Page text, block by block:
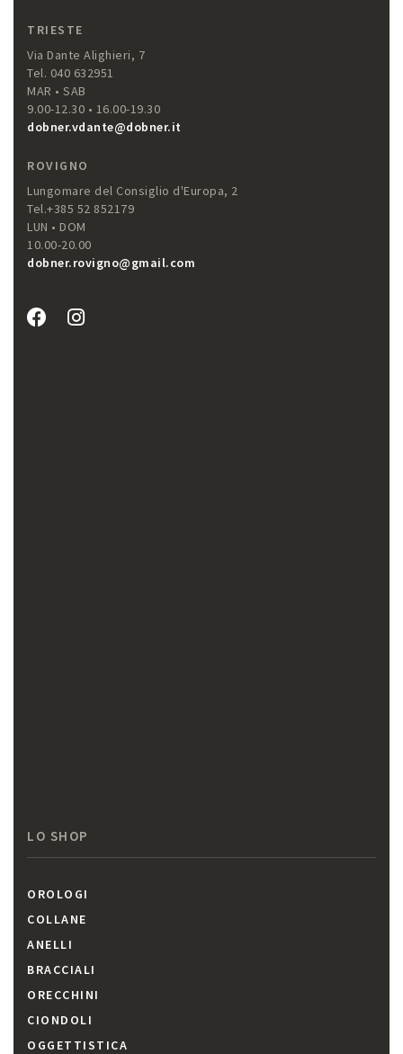
TRIESTE
Via Dante Alighieri, 7
Tel. 040 632951
MAR • SAB
9.00-12.30 • 16.00-19.30
dobner.vdante@dobner.it
ROVIGNO
Lungomare del Consiglio d'Europa, 2
Tel.+385 52 852179
LUN • DOM
10.00-20.00
dobner.rovigno@gmail.com
LO SHOP
OROLOGI
COLLANE
ANELLI
BRACCIALI
ORECCHINI
CIONDOLI
OGGETTISTICA